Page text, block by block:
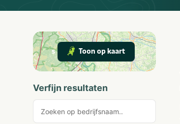
s Toon op kaart
Verfijn resultaten